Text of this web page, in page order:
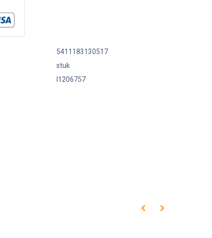
5411183130517
stuk
I1206757